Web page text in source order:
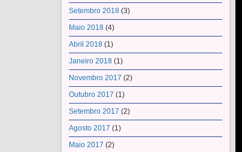
Setembro 2018 (3)
Maio 2018 (4)
Abril 2018 (1)
Janeiro 2018 (1)
Novembro 2017 (2)
Outubro 2017 (1)
Setembro 2017 (2)
Agosto 2017 (1)
Maio 2017 (2)